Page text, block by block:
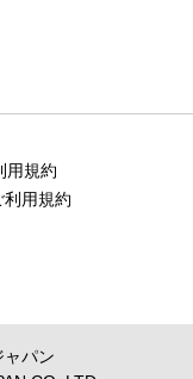
用規約
利用規約
ャパン